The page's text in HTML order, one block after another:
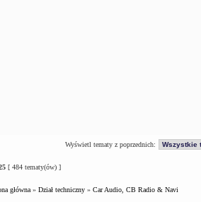
Wyświetl tematy z poprzednich:
[ 484 tematy(ów) ]
główna » Dział techniczny » Car Audio, CB Radio & Navi